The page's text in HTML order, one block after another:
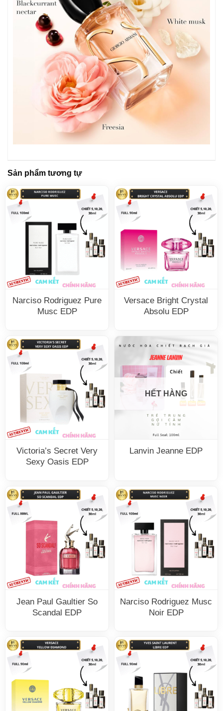
Sản phẩm tương tự
Narciso Rodriguez Pure
Musc EDP
Versace Bright Crystal
Absolu EDP
Victoria’s Secret Very
Sexy Oasis EDP
HẾT HÀNG
Lanvin Jeanne EDP
Jean Paul Gaultier So
Scandal EDP
Narciso Rodriguez Musc
Noir EDP